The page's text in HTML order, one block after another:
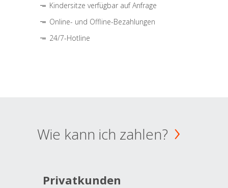
Kindersitze verfügbar auf Anfrage
Online- und Offline-Bezahlungen
24/7-Hotline
Wie kann ich zahlen?
Privatkunden